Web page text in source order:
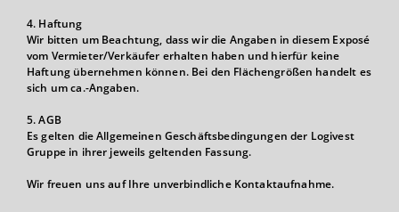
4. Haftung
Wir bitten um Beachtung, dass wir die Angaben in diesem Exposé
vom Vermieter/Verkäufer erhalten haben und hierfür keine
Haftung übernehmen können. Bei den Flächengrößen handelt es
sich um ca.-Angaben.
5. AGB
Es gelten die Allgemeinen Geschäftsbedingungen der Logivest
Gruppe in ihrer jeweils geltenden Fassung.
Wir freuen uns auf Ihre unverbindliche Kontaktaufnahme.